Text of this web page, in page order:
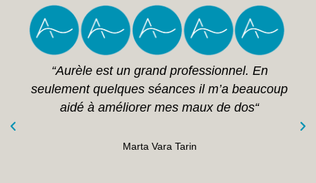
“Aurèle est un grand professionnel. En
seulement quelques séances il m’a beaucoup
aidé à améliorer mes maux de dos“
Marta Vara Tarin